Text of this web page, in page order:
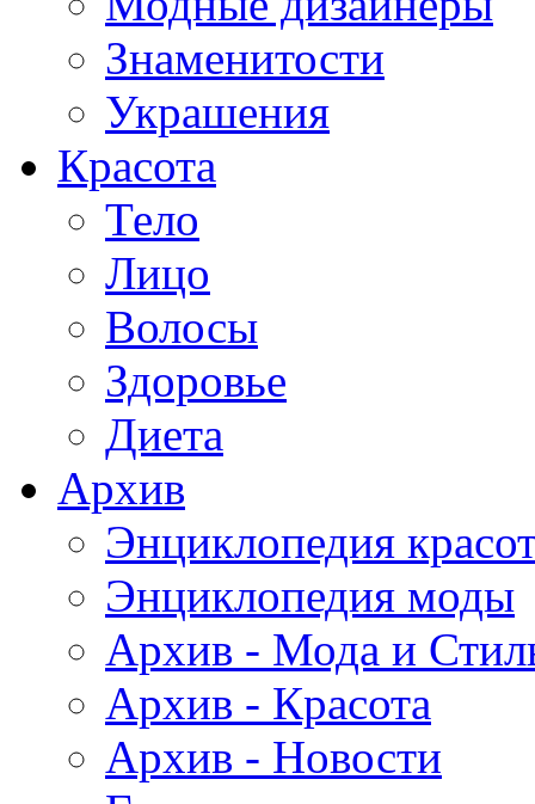
Знаменитости
Украшения
Красота
Тело
Лицо
Волосы
Здоровье
Диета
Архив
Энциклопедия
Энциклопедия моды
Архив - Мода и
Архив - Красота
Архив - Новости